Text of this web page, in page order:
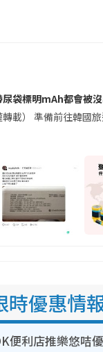
袋標明mAh都會被
轉載） 準備前往韓
時優惠情